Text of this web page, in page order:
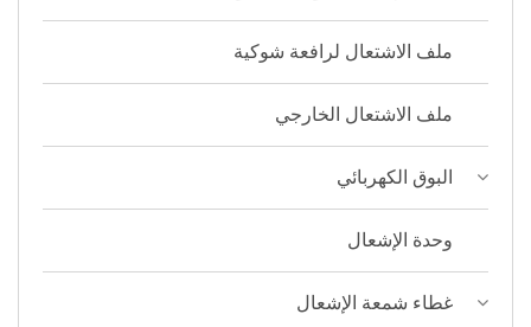
ملف الاشتعال لرافعة شوكية
ملف الاشتعال الخارجي
البوق الكهربائي
وحدة الإشعال
غطاء شمعة الإشعال